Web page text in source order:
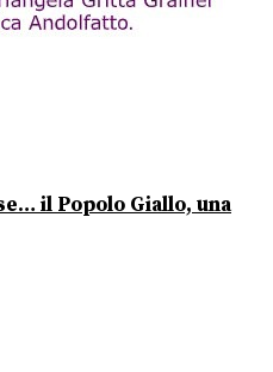
il Popolo Giallo, una